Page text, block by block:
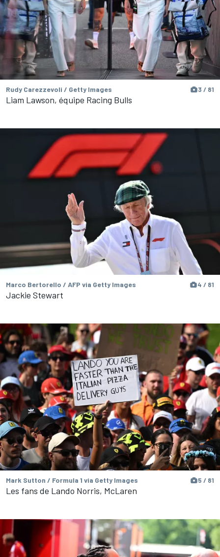
Rudy Carezzevoli / Getty Images 3 / 81
Liam Lawson, équipe Racing Bulls
Marco Bertorello / AFP via Getty Images 4 / 81
Jackie Stewart
Mark Sutton / Formula 1 via Getty Images 5 / 81
Les fans de Lando Norris, McLaren